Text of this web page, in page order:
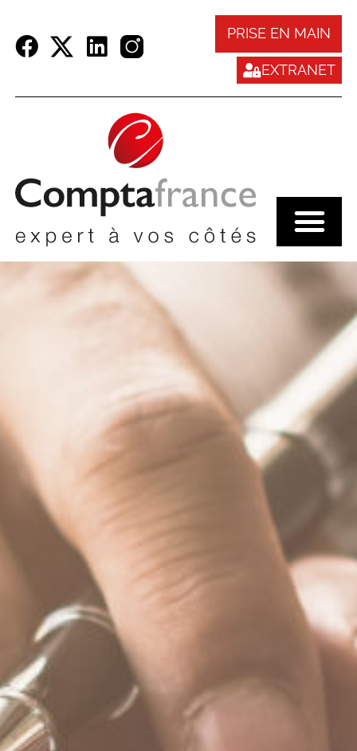
PRISE EN MAIN
EXTRANET